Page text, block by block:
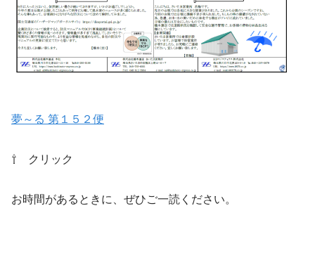
夢～る 第１５２便
⇧ クリック
お時間があるときに、ぜひご一読ください。